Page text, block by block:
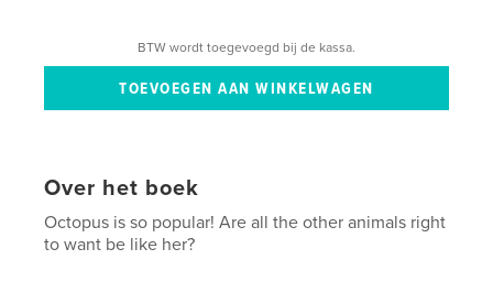
BTW wordt toegevoegd bij de kassa.
Over het boek
Octopus is so popular! Are all the other animals right
to want be like her?